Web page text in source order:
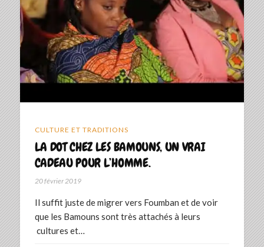
CULTURE ET TRADITIONS
LA DOT CHEZ LES BAMOUNS, UN VRAI
CADEAU POUR L’HOMME.
20 février 2019
Il suffit juste de migrer vers Foumban et de voir
que les Bamouns sont très attachés à leurs
cultures et…